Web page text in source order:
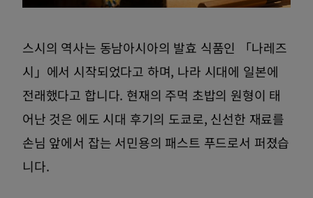
스시의 역사는 동남아시아의 발효 식품인 「나레즈
시」에서 시작되었다고 하며, 나라 시대에 일본에
전래했다고 합니다. 현재의 주먹 초밥의 원형이 태
어난 것은 에도 시대 후기의 도쿄로, 신선한 재료를
손님 앞에서 잡는 서민용의 패스트 푸드로서 퍼졌습
니다.